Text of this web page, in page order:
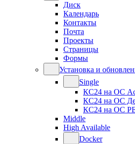
Диск
Календарь
Контакты
Почта
Проекты
Страницы
Формы
Установка и
Single
КС24 на ОС
КС24 на ОС
КС24 на ОС
Middle
High Available
Docker